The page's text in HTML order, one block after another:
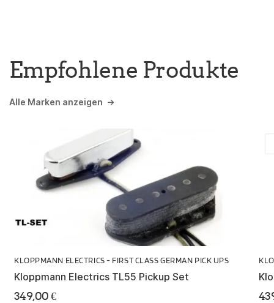
Empfohlene Produkte
Alle Marken anzeigen
KLOPPMANN ELECTRICS - FIRST CLASS GERMAN PICK UPS
Kloppmann Electrics TL55 Pickup Set
349,00€